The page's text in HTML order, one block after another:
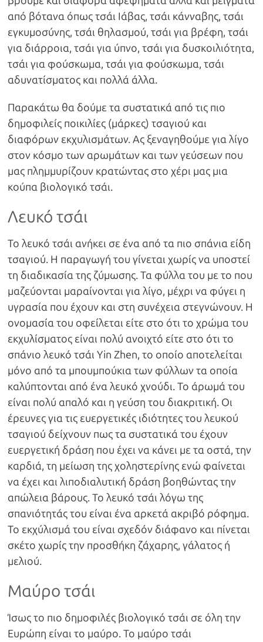
από βότανα όπως τσάι Ιάβας, τσάι κάνναβης, τσάι
εγκυμοσύνης, τσάι θηλασμού, τσάι για βρέφη, τσάι
για διάρροια, τσάι για ύπνο, τσάι για δυσκοιλιότητα,
τσάι για φούσκωμα, τσάι για φούσκωμα, τσάι
αδυνατίσματος και πολλά άλλα.
Παρακάτω θα δούμε τα συστατικά από τις πιο
δημοφιλείς ποικιλίες (μάρκες) τσαγιού και
διαφόρων εκχυλισμάτων. Ας ξεναγηθούμε για λίγο
στον κόσμο των αρωμάτων και των γεύσεων που
μας πλημμυρίζουν κρατώντας στο χέρι μας μια
κούπα βιολογικό τσάι.
Λευκό τσάι
Το λευκό τσάι ανήκει σε ένα από τα πιο σπάνια είδη
τσαγιού. Η παραγωγή του γίνεται χωρίς να υποστεί
τη διαδικασία της ζύμωσης. Τα φύλλα του με το που
μαζεύονται μαραίνονται για λίγο, μέχρι να φύγει η
υγρασία που έχουν και στη συνέχεια στεγνώνουν. Η
ονομασία του οφείλεται είτε στο ότι το χρώμα του
εκχυλίσματος είναι πολύ ανοιχτό είτε στο ότι το
σπάνιο λευκό τσάι Yin Zhen, το οποίο αποτελείται
μόνο από τα μπουμπούκια των φύλλων τα οποία
καλύπτονται από ένα λευκό χνούδι. Το άρωμά του
είναι πολύ απαλό και η γεύση του διακριτική. Οι
έρευνες για τις ευεργετικές ιδιότητες του λευκού
τσαγιού δείχνουν πως τα συστατικά του έχουν
ευεργετική δράση που έχει να κάνει με τα οστά, την
καρδιά, τη μείωση της χοληστερίνης ενώ φαίνεται
να έχει και λιποδιαλυτική δράση βοηθώντας την
απώλεια βάρους. Το λευκό τσάι λόγω της
σπανιότητάς του είναι ένα αρκετά ακριβό ρόφημα.
Το εκχύλισμά του είναι σχεδόν διάφανο και πίνεται
σκέτο χωρίς την προσθήκη ζάχαρης, γάλατος ή
μελιού.
Μαύρο τσάι
Ίσως το πιο δημοφιλές βιολογικό τσάι σε όλη την
Ευρώπη είναι το μαύρο. Το μαύρο τσάι